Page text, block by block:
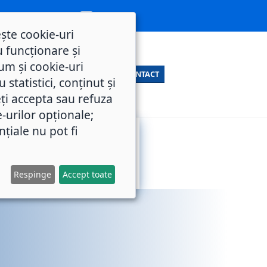
CONTACT
cookie-uri
funcționare și
și cookie-uri
statistici, conținut și
accepta sau refuza
urilor opționale;
nu pot fi
Respinge Accept toate